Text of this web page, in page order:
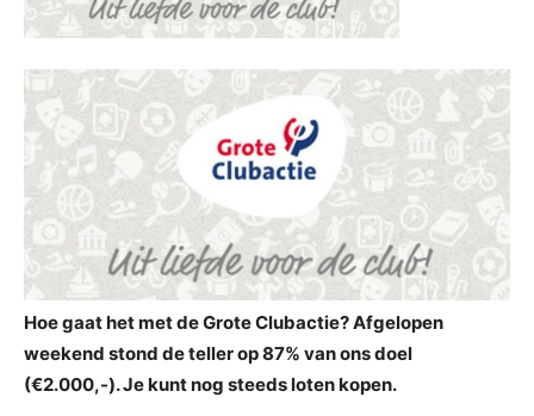
Hoe gaat het met de Grote Clubactie? Afgelopen
weekend stond de teller op 87% van ons doel
(€2.000,-). Je kunt nog steeds loten kopen.